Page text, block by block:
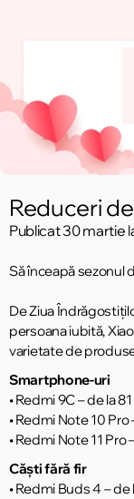
Reduceri
Publicat30 martie
Să înceapă sezonul
De Ziua
persoana iubită,
varietate de
Smartphone-uri
• Redmi 9C – de la
• Redmi Note 10
• Redmi Note 11 Pro
Căști fără fir
•Redmi Buds 4 – de